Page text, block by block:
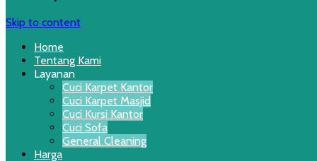
Skip to content
Home
Tentang Kami
Layanan
Cuci Karpet Kantor
Cuci Karpet Masjid
Cuci Kursi Kantor
Cuci Sofa
General Cleaning
Harga